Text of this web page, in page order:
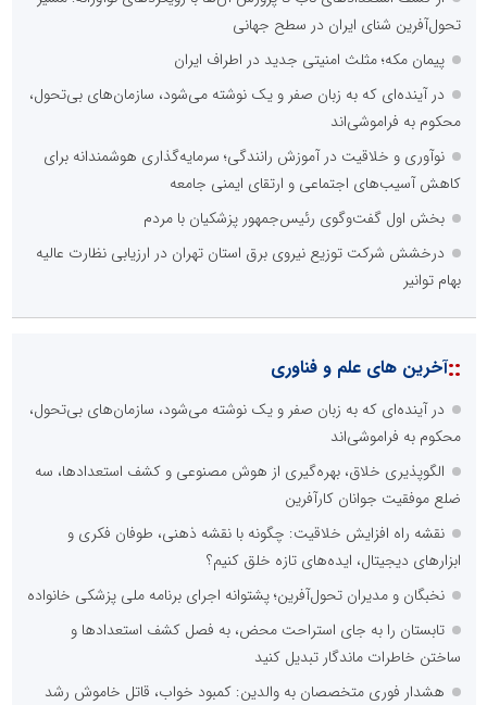
تحول‌آفرین شنای ایران در سطح جهانی
پیمان مکه؛ مثلث امنیتی جدید در اطراف ایران
در آینده‌ای که به زبان صفر و یک نوشته می‌شود، سازمان‌های بی‌تحول،
محکوم به فراموشی‌اند
نوآوری و خلاقیت در آموزش رانندگی؛ سرمایه‌گذاری هوشمندانه برای
کاهش آسیب‌های اجتماعی و ارتقای ایمنی جامعه
بخش اول گفت‌وگوی رئیس‌جمهور پزشکیان با مردم
درخشش شرکت توزیع نیروی برق استان تهران در ارزیابی نظارت عالیه
بهام توانیر
::آخرین های علم و فناوری
در آینده‌ای که به زبان صفر و یک نوشته می‌شود، سازمان‌های بی‌تحول،
محکوم به فراموشی‌اند
الگوپذیری خلاق، بهره‌گیری از هوش مصنوعی و کشف استعدادها، سه
ضلع موفقیت جوانان کارآفرین
نقشه راه افزایش خلاقیت: چگونه با نقشه ذهنی، طوفان فکری و
ابزارهای دیجیتال، ایده‌های تازه خلق کنیم؟
نخبگان و مدیران تحول‌آفرین؛ پشتوانه اجرای برنامه ملی پزشکی خانواده
تابستان را به جای استراحت محض، به فصل کشف استعدادها و
ساختن خاطرات ماندگار تبدیل کنید
هشدار فوری متخصصان به والدین: کمبود خواب، قاتل خاموش رشد